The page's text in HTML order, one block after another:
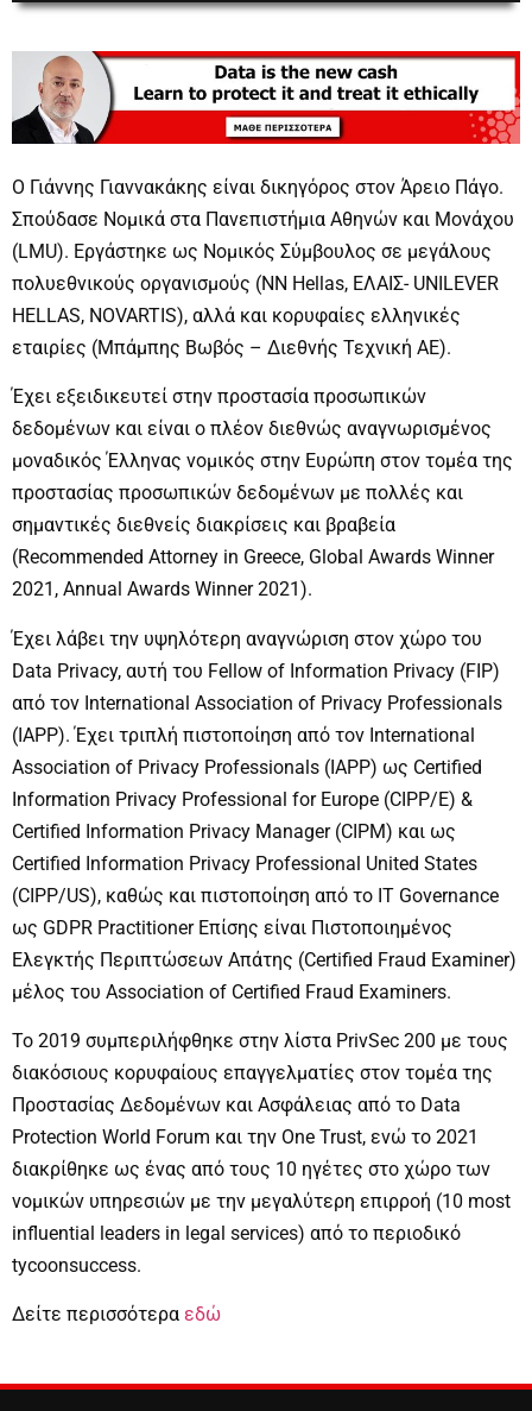
O Γιάννης Γιαννακάκης είναι δικηγόρος στον Άρειο Πάγο.
Σπούδασε Νομικά στα Πανεπιστήμια Αθηνών και Moνάχου
(LMU). Εργάστηκε ως Νομικός Σύμβουλος σε μεγάλους
πολυεθνικούς οργανισμούς (NN Hellas, ΕΛΑΙΣ- UNILEVER
ΗΕLLAS, NOVARTIS), αλλά και κορυφαίες ελληνικές
εταιρίες (Μπάμπης Βωβός – Διεθνής Τεχνική ΑΕ).
Έχει εξειδικευτεί στην προστασία προσωπικών
δεδομένων και είναι ο πλέον διεθνώς αναγνωρισμένος
μοναδικός Έλληνας νομικός στην Ευρώπη στον τομέα της
προστασίας προσωπικών δεδομένων με πολλές και
σημαντικές διεθνείς διακρίσεις και βραβεία
(Recommended Attorney in Greece, Global Awards Winner
2021, Annual Awards Winner 2021).
Έχει λάβει την υψηλότερη αναγνώριση στον χώρο του
Data Privacy, αυτή του Fellow of Information Privacy (FIP)
από τον International Association of Privacy Professionals
(IAPP). Έχει τριπλή πιστοποίηση από τον International
Association of Privacy Professionals (IAPP) ως Certified
Information Privacy Professional for Europe (CIPP/E) &
Certified Information Privacy Manager (CIPM) και ως
Certified Information Privacy Professional United States
(CIPP/US), καθώς και πιστοποίηση από το IT Governance
ως GDPR Practitioner Επίσης είναι Πιστοποιημένος
Ελεγκτής Περιπτώσεων Απάτης (Certified Fraud Examiner)
μέλος του Association of Certified Fraud Examiners.
Το 2019 συμπεριλήφθηκε στην λίστα PrivSec 200 με τους
διακόσιους κορυφαίους επαγγελματίες στον τομέα της
Προστασίας Δεδομένων και Ασφάλειας από το Data
Protection World Forum και την One Trust, ενώ το 2021
διακρίθηκε ως ένας από τους 10 ηγέτες στο χώρο των
νομικών υπηρεσιών με την μεγαλύτερη επιρροή (10 most
influential leaders in legal services) από το περιοδικό
tycoonsuccess.
Δείτε περισσότερα εδώ